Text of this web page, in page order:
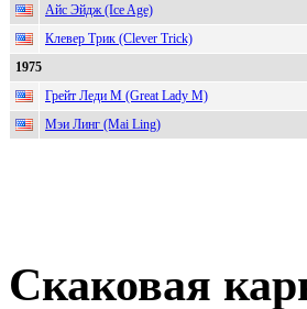
Айс Эйдж (Ice Age)
Клевер Трик (Clever Trick)
1975
Грейт Леди М (Great Lady M)
Мэи Линг (Mai Ling)
Скаковая